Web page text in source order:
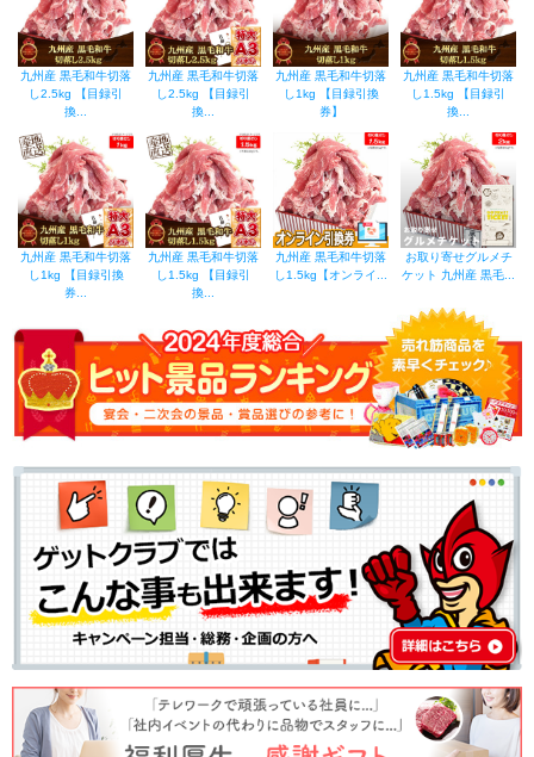
九州産 黒毛和牛切落
し2.5kg 【目録引
換...
九州産 黒毛和牛切落
し2.5kg 【目録引
換...
九州産 黒毛和牛切落
し1kg 【目録引換
券】
九州産 黒毛和牛切落
し1.5kg 【目録引
換...
九州産 黒毛和牛切落
し1kg 【目録引換
券...
九州産 黒毛和牛切落
し1.5kg 【目録引
換...
九州産 黒毛和牛切落
し1.5kg【オンライ...
お取り寄せグルメチ
ケット 九州産 黒毛...